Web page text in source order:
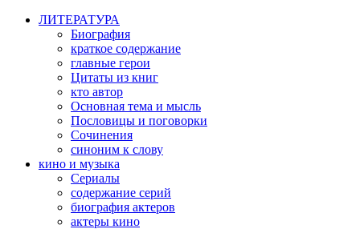
ЛИТЕРАТУРА
Биография
краткое содержание
главные герои
Цитаты из книг
кто автор
Основная тема и мысль
Пословицы и поговорки
Сочинения
синоним к слову
кино и музыка
Сериалы
содержание серий
биография актеров
актеры кино